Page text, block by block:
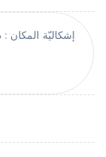
إشكاليّة المكان